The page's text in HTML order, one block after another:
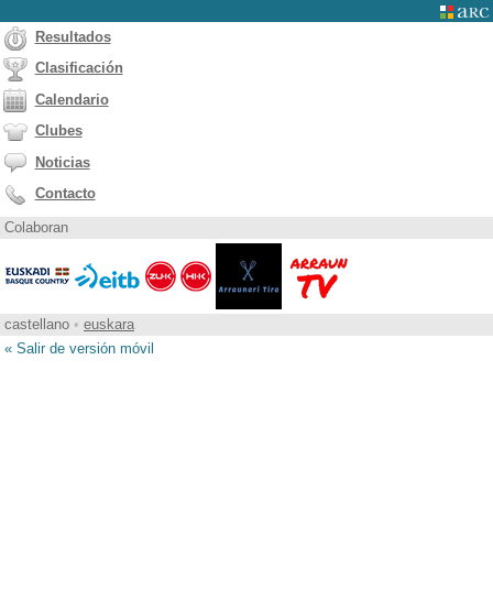
Resultados
Clasificación
Calendario
Clubes
Noticias
Contacto
Colaboran
castellano • euskara
« Salir de versión móvil